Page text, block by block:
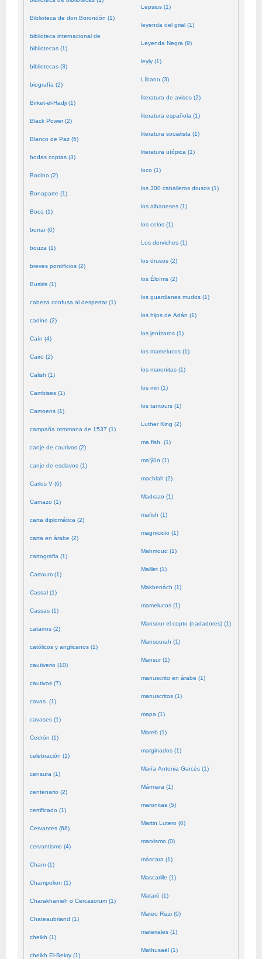
Biblioteca de don Borondón (1)
biblioteca internacional de
bibliotecas (1)
bibliotecas (3)
biografía (2)
Birket-el-Hadji (1)
Black Power (2)
Blanco de Paz (5)
bodas coptas (3)
Bodino (2)
Bonaparte (1)
Booz (1)
borrar (0)
bouza (1)
breves pontificios (2)
Busiris (1)
cabeza confusa al despertar (1)
cadine (2)
Caín (4)
Cairo (2)
Calish (1)
Cambises (1)
Camoens (1)
campaña otromana de 1537 (1)
canje de cautivos (2)
canje de esclavos (1)
Carlos V (6)
Carriazo (1)
carta diplomática (2)
carta en árabe (2)
cartografia (1)
Cartoum (1)
Cassal (1)
Cassas (1)
catarros (2)
católicos y anglicanos (1)
cautiverio (10)
cautivos (7)
cavas. (1)
cavases (1)
Cedrón (1)
celebración (1)
censura (1)
centenario (2)
certificado (1)
Cervantes (68)
cervantismo (4)
Cham (1)
Champolion (1)
Charakhanieh o Cercasorum (1)
Chateaubriand (1)
cheikh (1)
cheikh El-Bekry (1)
Lepsius (1)
leyenda del grial (1)
Leyenda Negra (9)
leyly (1)
Líbano (3)
literatura de avisos (2)
literatura española (1)
literatura socialista (1)
literatura utópica (1)
loco (1)
los 300 caballeros drusos (1)
los albaneses (1)
los celos (1)
Los derviches (1)
los drusos (2)
los Éloïms (2)
los guardianes mudos (1)
los hijos de Adán (1)
los jenízaros (1)
los mamelucos (1)
los maronitas (1)
los miri (1)
los tantours (1)
Luther King (2)
ma fish. (1)
ma’ŷūn (1)
machlah (2)
Madrazo (1)
mafish (1)
magnicidio (1)
Mahmoud (1)
Maillet (1)
Makbenách (1)
mamelucos (1)
Mansour el copto (nadadores) (1)
Mansourah (1)
Mansur (1)
manuscrito en árabe (1)
manuscritos (1)
mapa (1)
Mareb (1)
marginados (1)
María Antonia Garcés (1)
Mármara (1)
maronitas (5)
Martin Lutero (0)
marxismo (0)
máscara (1)
Mascarille (1)
Mataré (1)
Mateo Rizzi (0)
materiales (1)
Mathusaël (1)